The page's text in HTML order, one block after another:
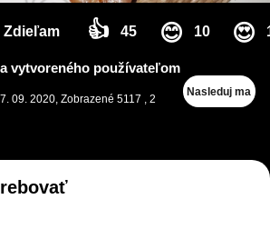
Zdieľam 👍 45 😊 10 😍
vytvoreného používateľom
09. 2020, Zobrazené 5117 , 2
Nasleduj ma